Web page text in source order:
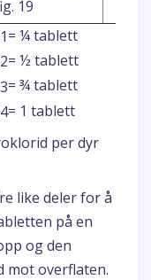
= ¼ tablett
= ½ tablett
= ¾ tablett
= 1 tablett
per dyr
like deler for å
på en
og den
mot overflaten.